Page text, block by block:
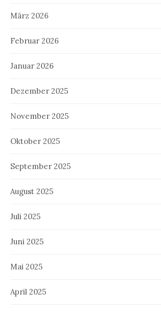
März 2026
Februar 2026
Januar 2026
Dezember 2025
November 2025
Oktober 2025
September 2025
August 2025
Juli 2025
Juni 2025
Mai 2025
April 2025